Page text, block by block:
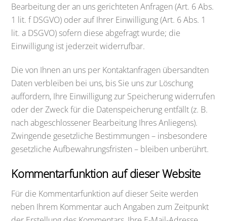
Bearbeitung der an uns gerichteten Anfragen (Art. 6 Abs.
1 lit. f DSGVO) oder auf Ihrer Einwilligung (Art. 6 Abs. 1
lit. a DSGVO) sofern diese abgefragt wurde; die
Einwilligung ist jederzeit widerrufbar.
Die von Ihnen an uns per Kontaktanfragen übersandten
Daten verbleiben bei uns, bis Sie uns zur Löschung
auffordern, Ihre Einwilligung zur Speicherung widerrufen
oder der Zweck für die Datenspeicherung entfällt (z. B.
nach abgeschlossener Bearbeitung Ihres Anliegens).
Zwingende gesetzliche Bestimmungen – insbesondere
gesetzliche Aufbewahrungsfristen – bleiben unberührt.
Kommentar­funktion auf dieser Website
Für die Kommentarfunktion auf dieser Seite werden
neben Ihrem Kommentar auch Angaben zum Zeitpunkt